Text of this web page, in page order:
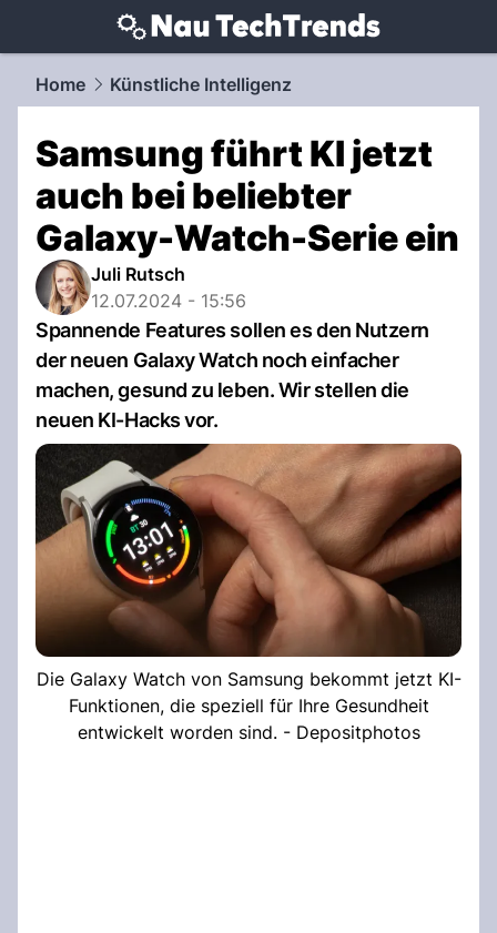
techtrends.NAU.ch
Home Künstliche Intelligenz
Samsung führt KI jetzt
auch bei beliebter
Galaxy-Watch-Serie ein
Juli Rutsch
12.07.2024 - 15:56
Spannende Features sollen es den Nutzern
der neuen Galaxy Watch noch einfacher
machen, gesund zu leben. Wir stellen die
neuen KI-Hacks vor.
Die Galaxy Watch von Samsung bekommt jetzt KI-
Funktionen, die speziell für Ihre Gesundheit
entwickelt worden sind. - Depositphotos